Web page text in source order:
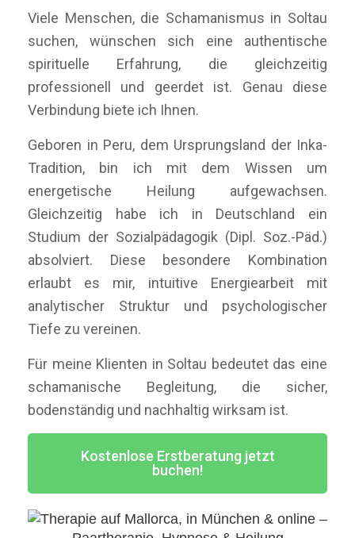
Viele Menschen, die Schamanismus in Soltau
suchen, wünschen sich eine authentische
spirituelle Erfahrung, die gleichzeitig
professionell und geerdet ist. Genau diese
Verbindung biete ich Ihnen.
Geboren in Peru, dem Ursprungsland der Inka-
Tradition, bin ich mit dem Wissen um
energetische Heilung aufgewachsen.
Gleichzeitig habe ich in Deutschland ein
Studium der Sozialpädagogik (Dipl. Soz.-Päd.)
absolviert. Diese besondere Kombination
erlaubt es mir, intuitive Energiearbeit mit
analytischer Struktur und psychologischer
Tiefe zu vereinen.
Für meine Klienten in Soltau bedeutet das eine
schamanische Begleitung, die sicher,
bodenständig und nachhaltig wirksam ist.
Kostenlose Erstberatung jetzt
buchen!